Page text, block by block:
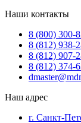
Наши контакты
8 (800) 300-
8 (812) 938-
8 (812) 907-
8 (812) 374-
Наш адрес
г. Санкт-